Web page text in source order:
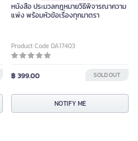
หนังสือ ประมวลกฎหมายวิธีพิจารณาความ
แพ่ง พร้อมหัวข้อเรื่องทุกมาตรา
Product Code DA17403
฿ 399.00 SOLD OUT
NOTIFY ME